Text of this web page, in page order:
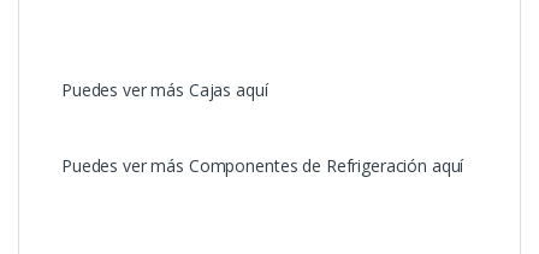
Puedes ver más Cajas aquí
Puedes ver más Componentes de Refrigeración aquí